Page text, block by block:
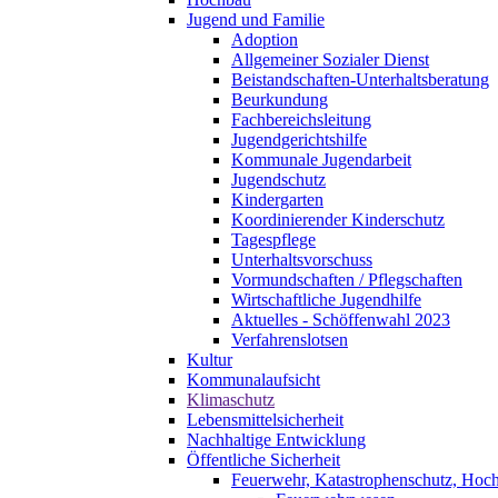
Jugend und Familie
Adoption
Allgemeiner Sozialer Dienst
Beistandschaften-Unterhaltsberatung
Beurkundung
Fachbereichsleitung
Jugendgerichtshilfe
Kommunale Jugendarbeit
Jugendschutz
Kindergarten
Koordinierender Kinderschutz
Tagespflege
Unterhaltsvorschuss
Vormundschaften / Pflegschaften
Wirtschaftliche Jugendhilfe
Aktuelles - Schöffenwahl 2023
Verfahrenslotsen
Kultur
Kommunalaufsicht
Klimaschutz
Lebensmittelsicherheit
Nachhaltige Entwicklung
Öffentliche Sicherheit
Feuerwehr, Katastrophenschutz,